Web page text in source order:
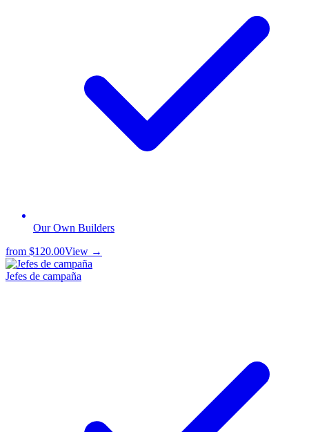
Our Own Builders
from $120.00View →
Jefes de campaña